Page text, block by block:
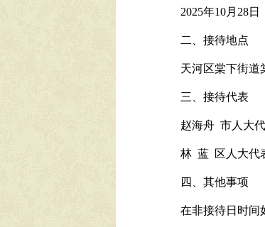
2025年10月28
二、接待地点
天河区棠下街道
三、接待代表
赵海舟 市人大
林 蓝 区人大代
四、其他事项
在非接待日时间